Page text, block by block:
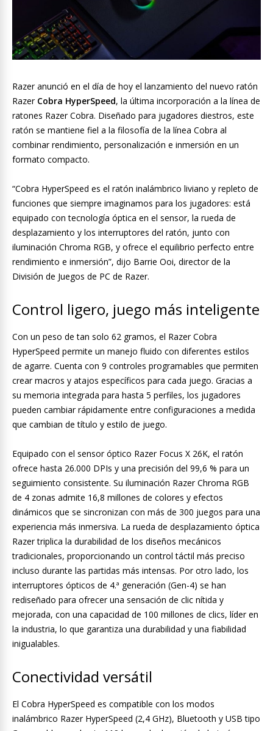
Razer anunció en el día de hoy el lanzamiento del nuevo ratón
Razer Cobra HyperSpeed, la última incorporación a la línea de
ratones Razer Cobra. Diseñado para jugadores diestros, este
ratón se mantiene fiel a la filosofía de la línea Cobra al
combinar rendimiento, personalización e inmersión en un
formato compacto.
“Cobra HyperSpeed es el ratón inalámbrico liviano y repleto de
funciones que siempre imaginamos para los jugadores: está
equipado con tecnología óptica en el sensor, la rueda de
desplazamiento y los interruptores del ratón, junto con
iluminación Chroma RGB, y ofrece el equilibrio perfecto entre
rendimiento e inmersión”, dijo Barrie Ooi, director de la
División de Juegos de PC de Razer.
Control ligero, juego más inteligente
Con un peso de tan solo 62 gramos, el Razer Cobra
HyperSpeed permite un manejo fluido con diferentes estilos
de agarre. Cuenta con 9 controles programables que permiten
crear macros y atajos específicos para cada juego. Gracias a
su memoria integrada para hasta 5 perfiles, los jugadores
pueden cambiar rápidamente entre configuraciones a medida
que cambian de título y estilo de juego.
Equipado con el sensor óptico Razer Focus X 26K, el ratón
ofrece hasta 26.000 DPIs y una precisión del 99,6 % para un
seguimiento consistente. Su iluminación Razer Chroma RGB
de 4 zonas admite 16,8 millones de colores y efectos
dinámicos que se sincronizan con más de 300 juegos para una
experiencia más inmersiva. La rueda de desplazamiento óptica
Razer triplica la durabilidad de los diseños mecánicos
tradicionales, proporcionando un control táctil más preciso
incluso durante las partidas más intensas. Por otro lado, los
interruptores ópticos de 4.ª generación (Gen-4) se han
rediseñado para ofrecer una sensación de clic nítida y
mejorada, con una capacidad de 100 millones de clics, líder en
la industria, lo que garantiza una durabilidad y una fiabilidad
inigualables.
Conectividad versátil
El Cobra HyperSpeed es compatible con los modos
inalámbrico Razer HyperSpeed (2,4 GHz), Bluetooth y USB tipo